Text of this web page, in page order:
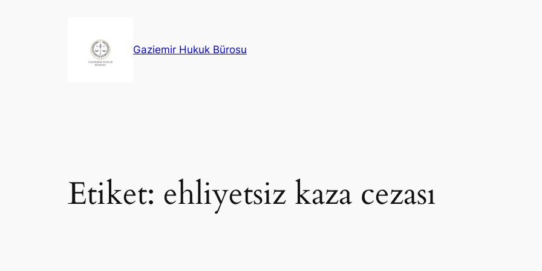
Gaziemir Hukuk Bürosu
Etiket: ehliyetsiz kaza cezası